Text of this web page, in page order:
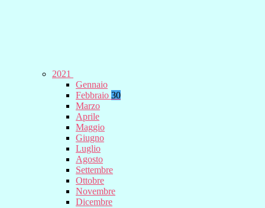
2021
Gennaio
Febbraio 30
Marzo
Aprile
Maggio
Giugno
Luglio
Agosto
Settembre
Ottobre
Novembre
Dicembre